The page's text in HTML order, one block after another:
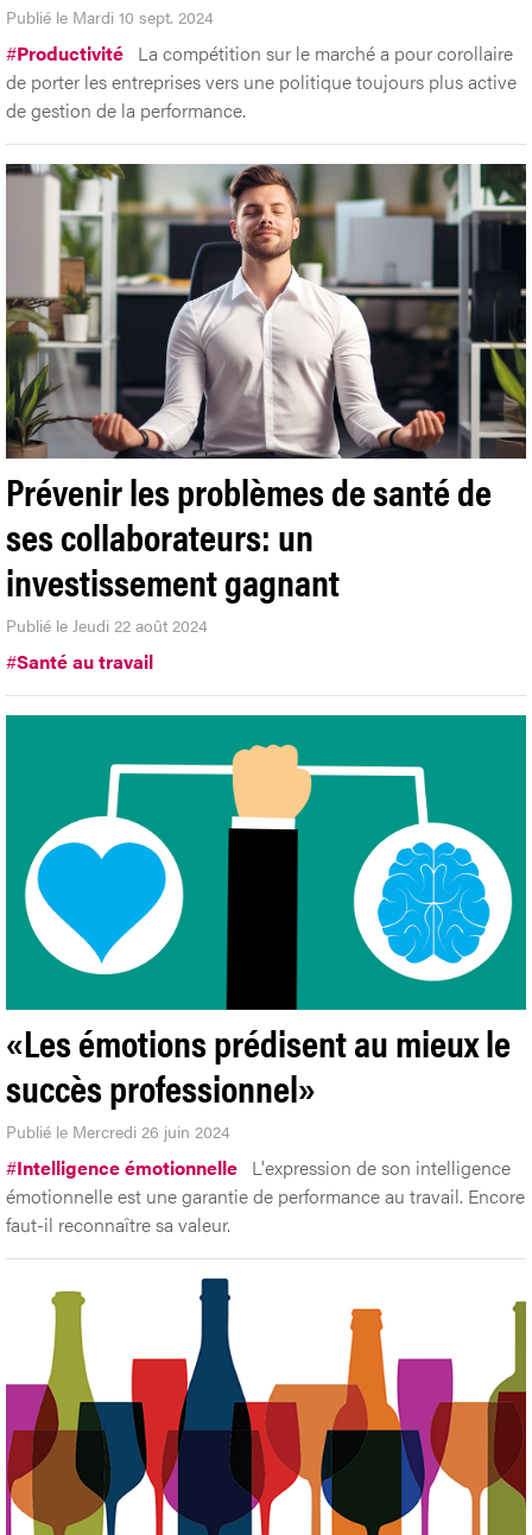
Publié le Mardi 10 sept. 2024
#Productivité La compétition sur le marché a pour corollaire
de porter les entreprises vers une politique toujours plus active
de gestion de la performance.
Prévenir les problèmes de santé de
ses collaborateurs: un
investissement gagnant
Publié le Jeudi 22 août 2024
#Santé au travail
«Les émotions prédisent au mieux le
succès professionnel»
Publié le Mercredi 26 juin 2024
#Intelligence émotionnelle L'expression de son intelligence
émotionnelle est une garantie de performance au travail. Encore
faut-il reconnaître sa valeur.